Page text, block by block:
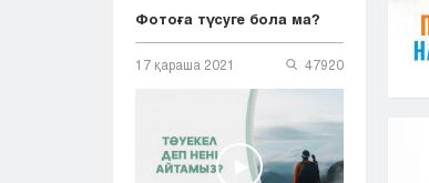
Фотоға түсуге бола ма?
17 қараша 2021 47920